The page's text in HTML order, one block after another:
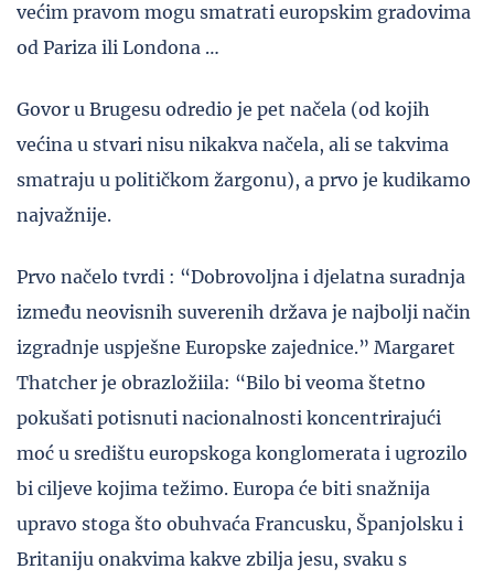
većim pravom mogu smatrati europskim gradovima
od Pariza ili Londona …
Govor u Brugesu odredio je pet načela (od kojih
većina u stvari nisu nikakva načela, ali se takvima
smatraju u političkom žargonu), a prvo je kudikamo
najvažnije.
Prvo načelo tvrdi : “Dobrovoljna i djelatna suradnja
između neovisnih suverenih država je najbolji način
izgradnje uspješne Europske zajednice.” Margaret
Thatcher je obrazložiila: “Bilo bi veoma štetno
pokušati potisnuti nacionalnosti koncentrirajući
moć u središtu europskoga konglomerata i ugrozilo
bi ciljeve kojima težimo. Europa će biti snažnija
upravo stoga što obuhvaća Francusku, Španjolsku i
Britaniju onakvima kakve zbilja jesu, svaku s